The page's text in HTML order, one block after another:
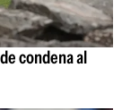
condena al